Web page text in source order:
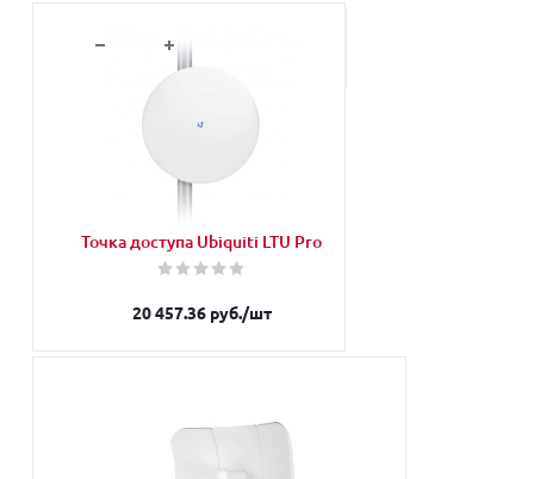
Точка доступа Ubiquiti LTU Pro
20 457.36руб./шт